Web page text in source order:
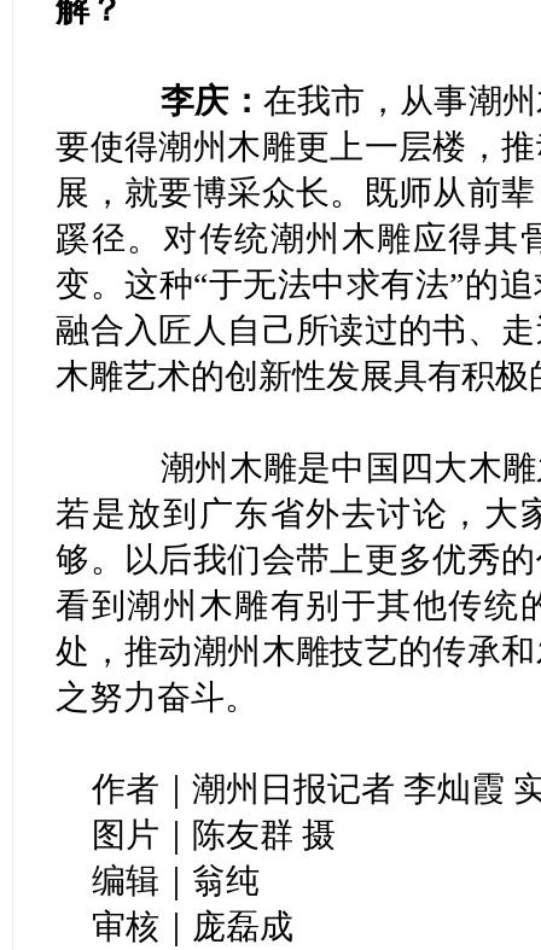
解？
李庆： 在我市，从事潮
要使得潮州木雕更上一层楼，
展，就要博采众长。既师从前
蹊径。对传统潮州木雕应得其
变。这种“于无法中求有法”的
融合入匠人自己所读过的书、
木雕艺术的创新性发展具有积极
潮州木雕是中国四大木雕
若是放到广东省外去讨论，大
够。以后我们会带上更多优秀
看到潮州木雕有别于其他传统
处，推动潮州木雕技艺的传承
之努力奋斗。
作者｜潮州日报记者 李灿霞
图片｜陈友群 摄
编辑｜翁纯
审核｜庞磊成